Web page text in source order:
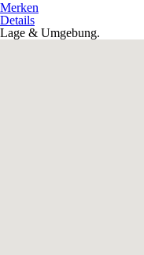
Merken
Details
Lage & Umgebung.